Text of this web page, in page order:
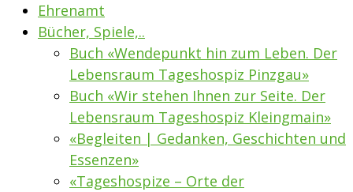
Ehrenamt
Bücher, Spiele,..
Buch «Wendepunkt hin zum Leben. Der
Lebensraum Tageshospiz Pinzgau»
Buch «Wir stehen Ihnen zur Seite. Der
Lebensraum Tageshospiz Kleingmain»
«Begleiten | Gedanken, Geschichten und
Essenzen»
«Tageshospize – Orte der